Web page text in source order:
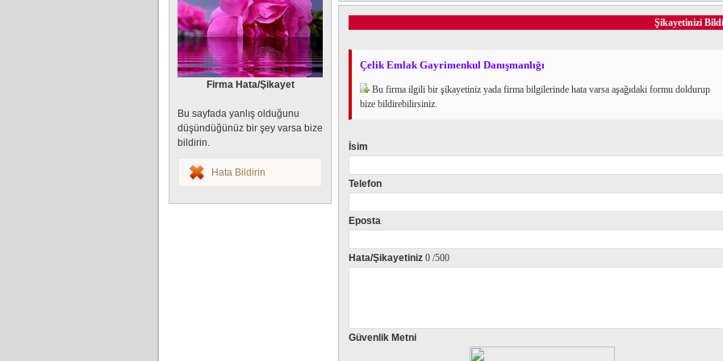
Firma Hata/Şikayet
Bu sayfada yanlış olduğunu
düşündüğünüz bir şey varsa bize
bildirin.
Hata Bildirin
Şikayetinizi
Çelik Emlak Gayrimenkul Danışmanlığı
Bu firma ilgili bir şikayetiniz yada firma bilgilerinde hata varsa aşağıdaki formu doldurup
bize bildirebilirsiniz.
İsim
Telefon
Eposta
Hata/Şikayetiniz 0 /500
Güvenlik Metni